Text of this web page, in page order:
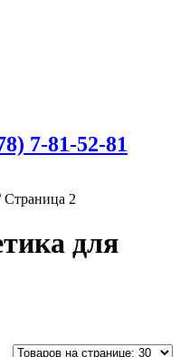
7-81-52-81
Страница 2
для